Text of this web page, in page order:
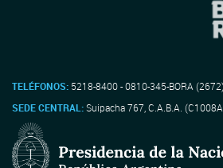
TELÉFONOS: 5218-8400 - 0810-345-BORA (2672)
SEDE CENTRAL:Suipacha 767, C.A.B.A.